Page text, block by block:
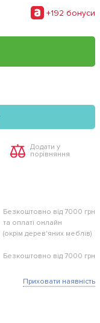
+192 бонуси
Додати у
порівняння
Безкоштовно від 7000 грн
та оплаті онлайн
(окрім дерев'яних меблів)
Безкоштовно від 7000 грн
Приховати наявність